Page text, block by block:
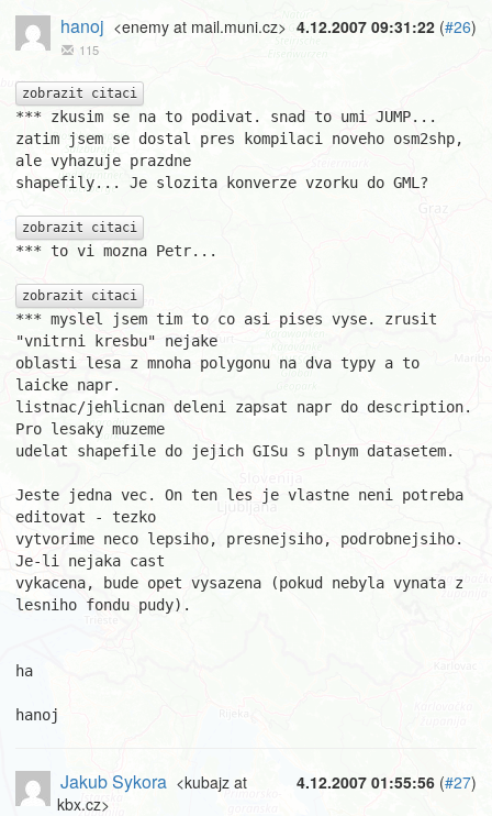
4.12.2007 09:31:22 (#26)
hanoj <enemy at mail.muni.cz>
115
zobrazit citaci
*** zkusim se na to podivat. snad to umi JUMP...
zatim jsem se dostal pres kompilaci noveho osm2shp,
ale vyhazuje prazdne
shapefily... Je slozita konverze vzorku do GML?
zobrazit citaci
*** to vi mozna Petr...
zobrazit citaci
*** myslel jsem tim to co asi pises vyse. zrusit
"vnitrni kresbu" nejake
oblasti lesa z mnoha polygonu na dva typy a to
laicke napr.
listnac/jehlicnan deleni zapsat napr do description.
Pro lesaky muzeme
udelat shapefile do jejich GISu s plnym datasetem.
Jeste jedna vec. On ten les je vlastne neni potreba
editovat - tezko
vytvorime neco lepsiho, presnejsiho, podrobnejsiho.
Je-li nejaka cast
vykacena, bude opet vysazena (pokud nebyla vynata z
lesniho fondu pudy).
ha
hanoj
4.12.2007 01:55:56 (#27)
Jakub Sykora <kubajz at
kbx.cz>